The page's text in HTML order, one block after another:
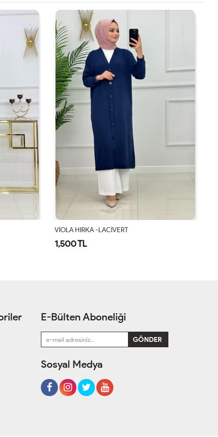
VİOLA HIRKA -LACİVERT
1,500 TL
E-Bülten Aboneliği
Sosyal Medya